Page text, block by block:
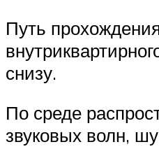
Путь
снизу.
По среде
звуковых волн,